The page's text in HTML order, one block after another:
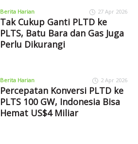
Berita Harian 27 Apr 2026
Tak Cukup Ganti PLTD ke
PLTS, Batu Bara dan Gas Juga
Perlu Dikurangi
Berita Harian 2 Apr 2026
Percepatan Konversi PLTD ke
PLTS 100 GW, Indonesia Bisa
Hemat US$4 Miliar